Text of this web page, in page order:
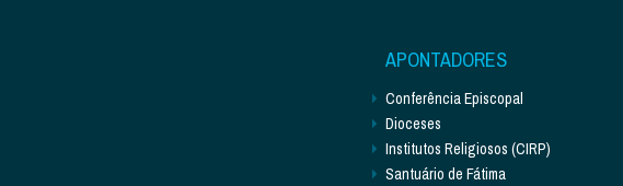
APONTADORES
Conferência Episcopal
Dioceses
Institutos Religiosos (CIRP)
Santuário de Fátima